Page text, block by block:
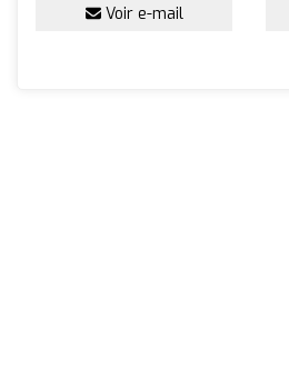
Voir e-mail